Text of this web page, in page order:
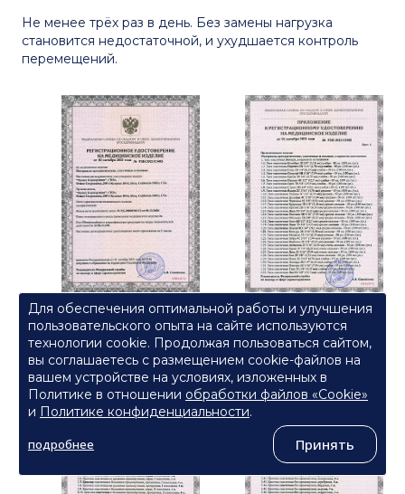
Не менее трёх раз в день. Без замены нагрузка
становится недостаточной, и ухудшается контроль
перемещений.
Для обеспечения оптимальной работы и улучшения
пользовательского опыта на сайте используются
технологии cookie. Продолжая пользоваться сайтом,
вы соглашаетесь с размещением cookie-файлов на
вашем устройстве на условиях, изложенных в
Политике в отношении обработки файлов «Cookie»
и Политике конфиденциальности.
подробнее
Принять